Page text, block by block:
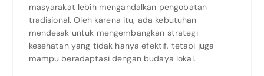
masyarakat lebih mengandalkan pengobatan
tradisional. Oleh karena itu, ada kebutuhan
mendesak untuk mengembangkan strategi
kesehatan yang tidak hanya efektif, tetapi juga
mampu beradaptasi dengan budaya lokal.